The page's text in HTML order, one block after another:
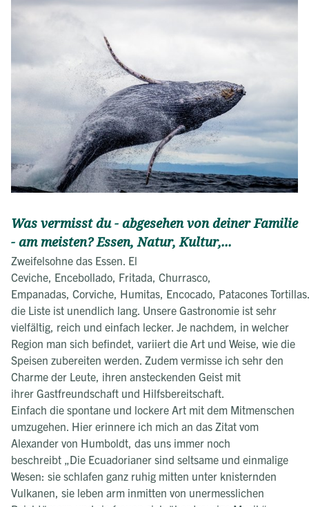
Was vermisst du - abgesehen von deiner Familie
- am meisten? Essen, Natur, Kultur,...
Zweifelsohne das Essen. El
Ceviche, Encebollado, Fritada, Churrasco,
Empanadas, Corviche, Humitas, Encocado, Patacones
die Liste ist unendlich lang. Unsere Gastronomie ist sehr
vielfältig, reich und einfach lecker. Je nachdem, in welcher
Region man sich befindet, variiert die Art und Weise, wie die
Speisen zubereiten werden. Zudem vermisse ich sehr den
Charme der Leute, ihren ansteckenden Geist mit
ihrer Gastfreundschaft und Hilfsbereitschaft.
Einfach die spontane und lockere Art mit dem Mitmenschen
umzugehen. Hier erinnere ich mich an das Zitat vom
Alexander von Humboldt, das uns immer noch
beschreibt „Die Ecuadorianer sind seltsame und einmalige
Wesen: sie schlafen ganz ruhig mitten unter knisternden
Vulkanen, sie leben arm inmitten von unermesslichen